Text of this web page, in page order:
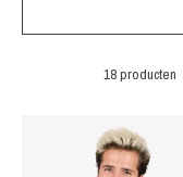
18 producten